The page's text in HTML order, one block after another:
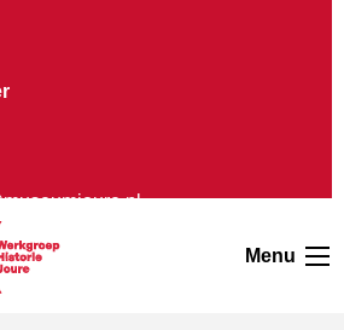
Menu